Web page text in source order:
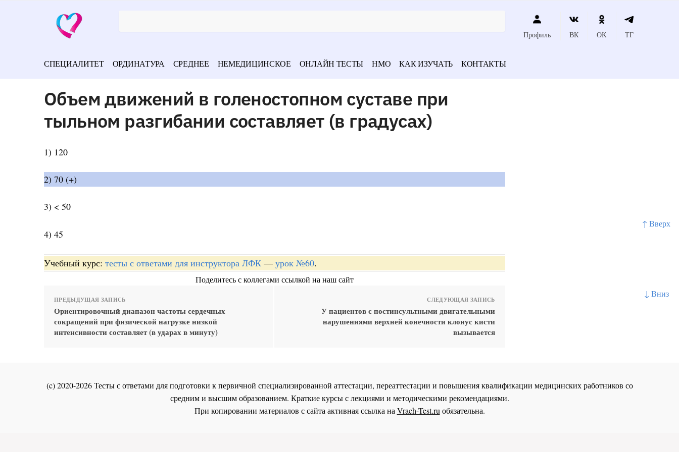
↑ Вверх
↓ Вниз
Профиль ВК ОК ТГ
СПЕЦИАЛИТЕТ ОРДИНАТУРА СРЕДНЕЕ НЕМЕДИЦИНСКОЕ ОНЛАЙН ТЕСТЫ НМО КАК ИЗУЧАТЬ КОНТАКТЫ
Объем движений в голеностопном суставе при
тыльном разгибании составляет (в градусах)
1) 120
2) 70 (+)
3) < 50
4) 45
Учебный курс: тесты с ответами для инструктора ЛФК — урок №60.
Поделитесь с коллегами ссылкой на наш сайт
ПРЕДЫДУЩАЯ ЗАПИСЬ
Ориентировочный диапазон частоты сердечных
сокращений при физической нагрузке низкой
интенсивности составляет (в ударах в минуту)
СЛЕДУЮЩАЯ ЗАПИСЬ
У пациентов с постинсультными двигательными
нарушениями верхней конечности клонус кисти
вызывается
(c) 2020-2026 Тесты с ответами для подготовки к первичной специализированной аттестации, переаттестации и повышения квалификации медицинских работников со
средним и высшим образованием. Краткие курсы с лекциями и методическими рекомендациями.
При копировании материалов с сайта активная ссылка наVrach-Test.ruобязательна.